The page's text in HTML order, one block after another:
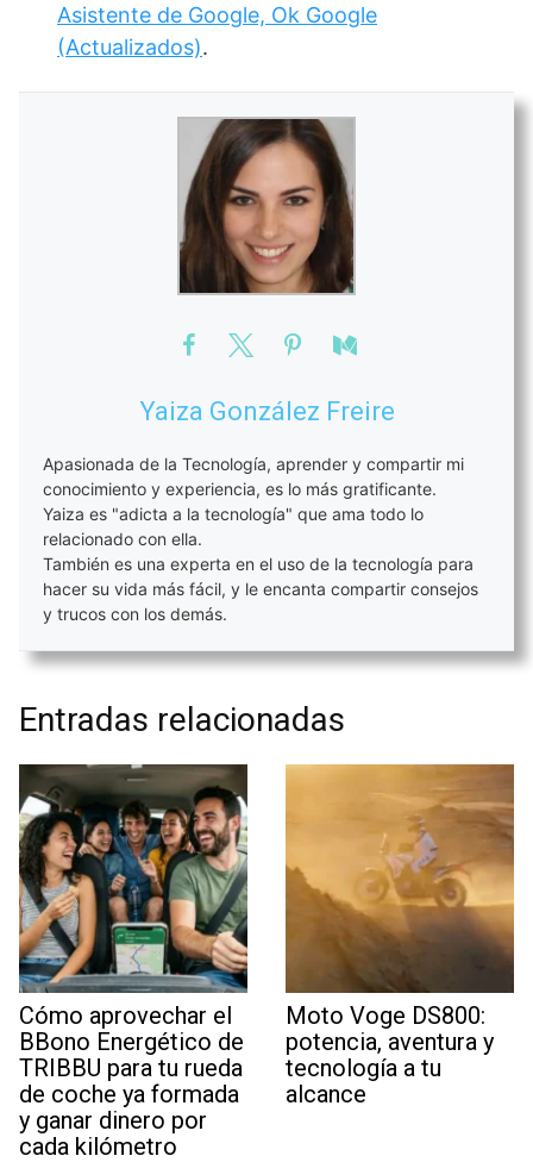
Asistente de Google, Ok Google
(Actualizados).
Yaiza González Freire
Apasionada de la Tecnología, aprender y compartir mi
conocimiento y experiencia, es lo más gratificante.
Yaiza es "adicta a la tecnología" que ama todo lo
relacionado con ella.
También es una experta en el uso de la tecnología para
hacer su vida más fácil, y le encanta compartir consejos
y trucos con los demás.
Entradas relacionadas
Cómo aprovechar el
BBono Energético de
TRIBBU para tu rueda
de coche ya formada
y ganar dinero por
cada kilómetro
Moto Voge DS800:
potencia, aventura y
tecnología a tu
alcance